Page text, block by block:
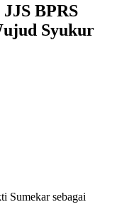
BPRS
Syukur
Sumekar sebagai